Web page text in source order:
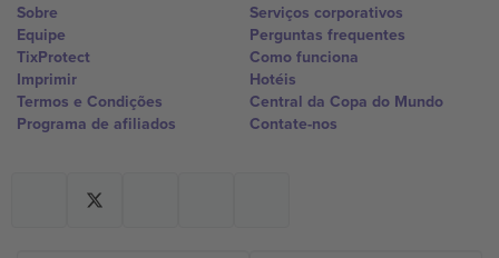
Sobre
Equipe
TixProtect
Imprimir
Termos e Condições
Programa de afiliados
Serviços corporativos
Perguntas frequentes
Como funciona
Hotéis
Central da Copa do Mundo
Contate-nos